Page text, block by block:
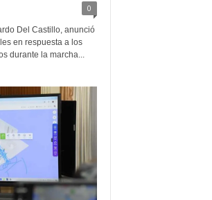
0
Del Castillo, anunció
en respuesta a los
durante la marcha...